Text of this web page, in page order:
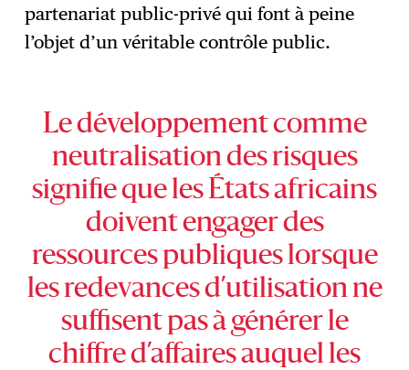
partenariat public-privé qui font à peine
l’objet d’un véritable contrôle public.
Le développement comme
neutralisation des risques
signifie que les États africains
doivent engager des
ressources publiques lorsque
les redevances d’utilisation ne
suffisent pas à générer le
chiffre d’affaires auquel les